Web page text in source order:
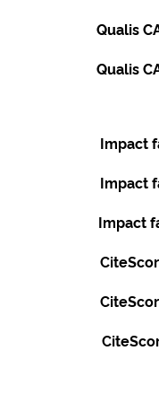
Banco Central do Brasil
Qualis
Qualis
Impact
Impact
Impact